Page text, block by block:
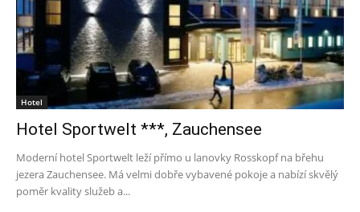
Hotel
Hotel Sportwelt ***, Zauchensee
Moderní hotel Sportwelt leží přímo u lanovky Rosskopf na břehu
jezera Zauchensee. Má velmi dobře vybavené pokoje a nabízí skvělý
poměr kvality služeb a...